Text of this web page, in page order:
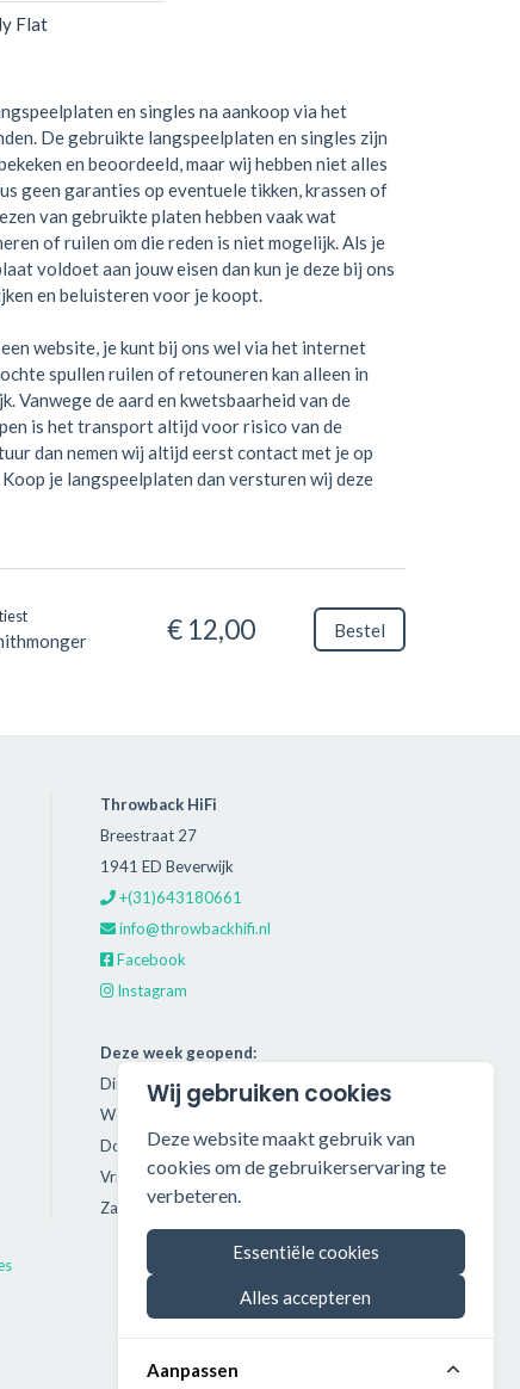
Flat
en singles na aankoop via het
De gebruikte langspeelplaten en singles zijn
en beoordeeld, maar wij hebben niet alles
geen garanties op eventuele tikken, krassen of
van gebruikte platen hebben vaak wat
of ruilen om die reden is niet mogelijk. Als je
voldoet aan jouw eisen dan kun je deze bij ons
en beluisteren voor je koopt.
website, je kunt bij ons wel via het internet
spullen ruilen of retouneren kan alleen in
Vanwege de aard en kwetsbaarheid van de
is het transport altijd voor risico van de
dan nemen wij altijd eerst contact met je op
je langspeelplaten dan versturen wij deze
€ 12,00 Bestel
Throwback HiFi
Breestraat 27
1941 ED Beverwijk
+(31)643180661
info@throwbackhifi.nl
Facebook
Instagram
Deze week geopend:
Dinsdag: 11:00 - 18:00
Woensdag: 11:00 - 18:00
Donderdag: 11:00 - 21:00
Vrijdag: 11:00 - 18:00
Zaterdag: 11:00 - 17:00
Wij gebruiken cookies
Deze website maakt gebruik van
cookies om de gebruikerservaring te
verbeteren.
Essentiële cookies
Alles accepteren
Aanpassen